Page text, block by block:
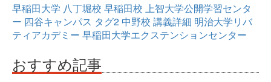
早稲田大学 八丁堀校 早稲田校 上智大学公開学習センタ
ー 四谷キャンパス タグ2 中野校 講義詳細 明治大学リバ
ティアカデミー 早稲田大学エクステンションセンター
おすすめ記事